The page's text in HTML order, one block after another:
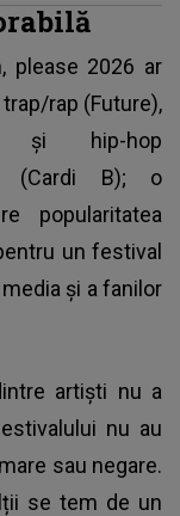
please 2026 ar
rap (Future),
și hip-hop
(Cardi B); o
popularitatea
un festival
și a fanilor
artiști nu a
nu au
sau negare.
se tem de un